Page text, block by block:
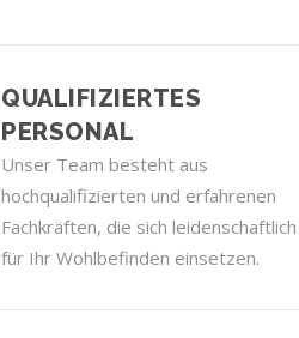
QUALIFIZIERTES
PERSONAL
Unser Team besteht aus
hochqualifizierten und erfahrenen
Fachkräften, die sich leidenschaftlich
für Ihr Wohlbefinden einsetzen.